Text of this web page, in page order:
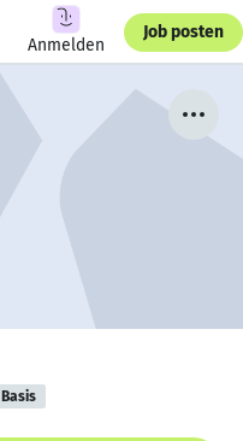
Anmelden
Job posten
Basis